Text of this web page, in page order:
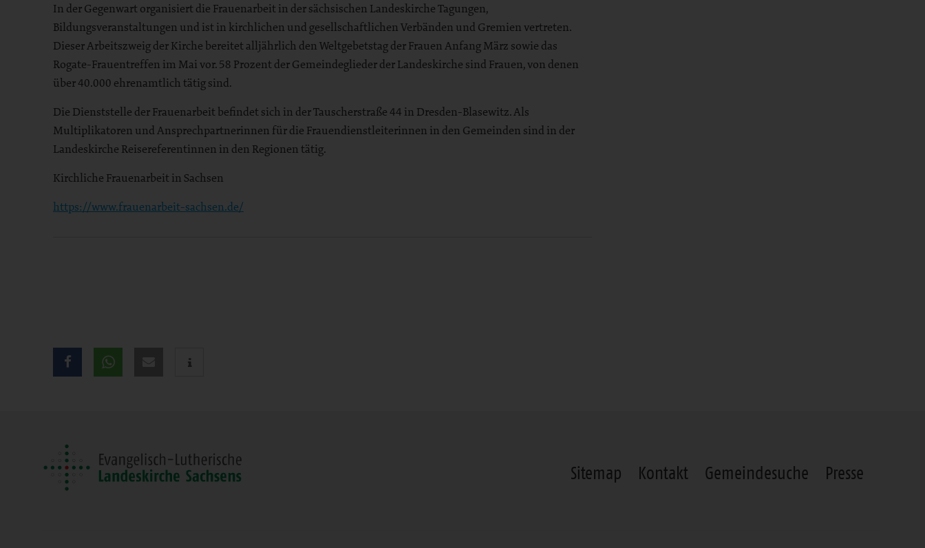
In der Gegenwart organisiert die Frauenarbeit in der sächsischen Landeskirche Tagungen,
Bildungsveranstaltungen und ist in kirchlichen und gesellschaftlichen Verbänden und Gremien vertreten.
Dieser Arbeitszweig der Kirche bereitet alljährlich den Weltgebetstag der Frauen Anfang März sowie das
Rogate-Frauentreffen im Mai vor. 58 Prozent der Gemeindeglieder der Landeskirche sind Frauen, von denen
über 40.000 ehrenamtlich tätig sind.
Die Dienststelle der Frauenarbeit befindet sich in der Tauscherstraße 44 in Dresden-Blasewitz. Als
Multiplikatoren und Ansprechpartnerinnen für die Frauendienstleiterinnen in den Gemeinden sind in der
Landeskirche Reisereferentinnen in den Regionen tätig.
Kirchliche Frauenarbeit in Sachsen
https://www.frauenarbeit-sachsen.de/
Teilen
Seite
Sitemap Kontakt Gemeindesuche Presse